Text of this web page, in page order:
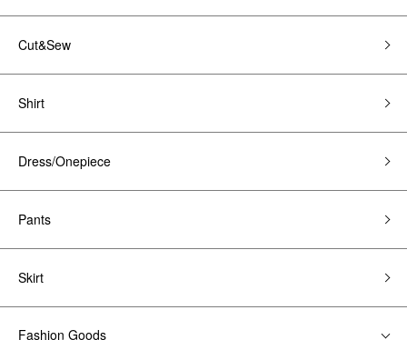
Cut&Sew
Shirt
Dress/Onepiece
Pants
Skirt
Fashion Goods